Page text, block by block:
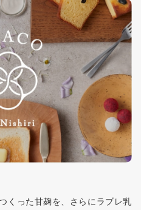
くった甘麹を、さらにラブレ乳